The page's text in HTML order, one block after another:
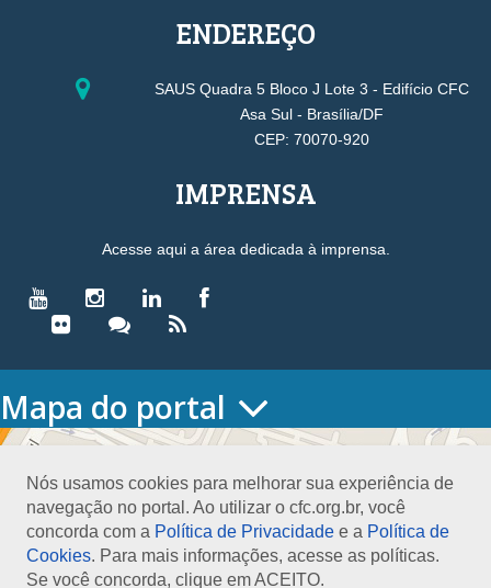
Nós usamos cookies para melhorar sua experiência de
navegação no portal. Ao utilizar o cfc.org.br, você
concorda com a Política de Privacidade e a Política de
Cookies. Para mais informações, acesse as políticas.
Se você concorda, clique em ACEITO.
ENDEREÇO
SAUS Quadra 5 Bloco J Lote 3 - Edifício CFC
Asa Sul - Brasília/DF
CEP: 70070-920
IMPRENSA
Acesse aqui a área dedicada à imprensa.
Mapa do portal
HOME
Conselho Diretor
Nossa Sede
Planejamento
Organograma